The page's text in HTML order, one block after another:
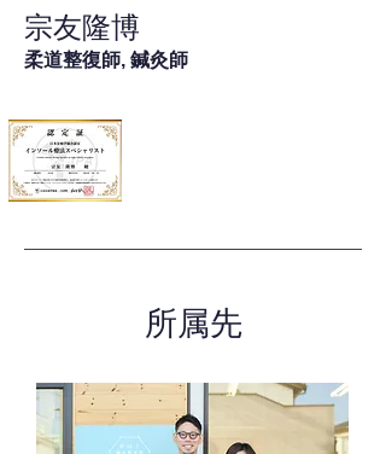
宗友隆博
柔道整復師, 鍼灸師
所属先